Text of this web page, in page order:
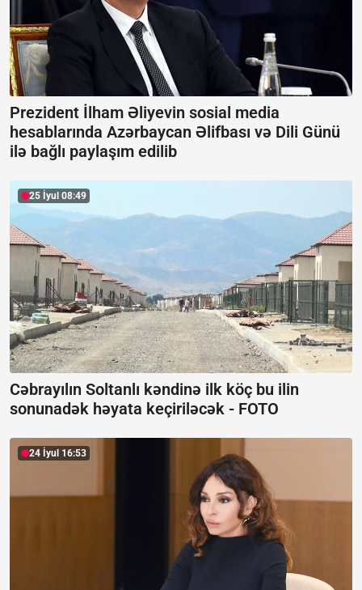
Prezident İlham Əliyevin sosial media
hesablarında Azərbaycan Əlifbası və Dili Günü
ilə bağlı paylaşım edilib
25 İyul 08:49
Cəbrayılın Soltanlı kəndinə ilk köç bu ilin
sonunadək həyata keçiriləcək - FOTO
24 İyul 16:53